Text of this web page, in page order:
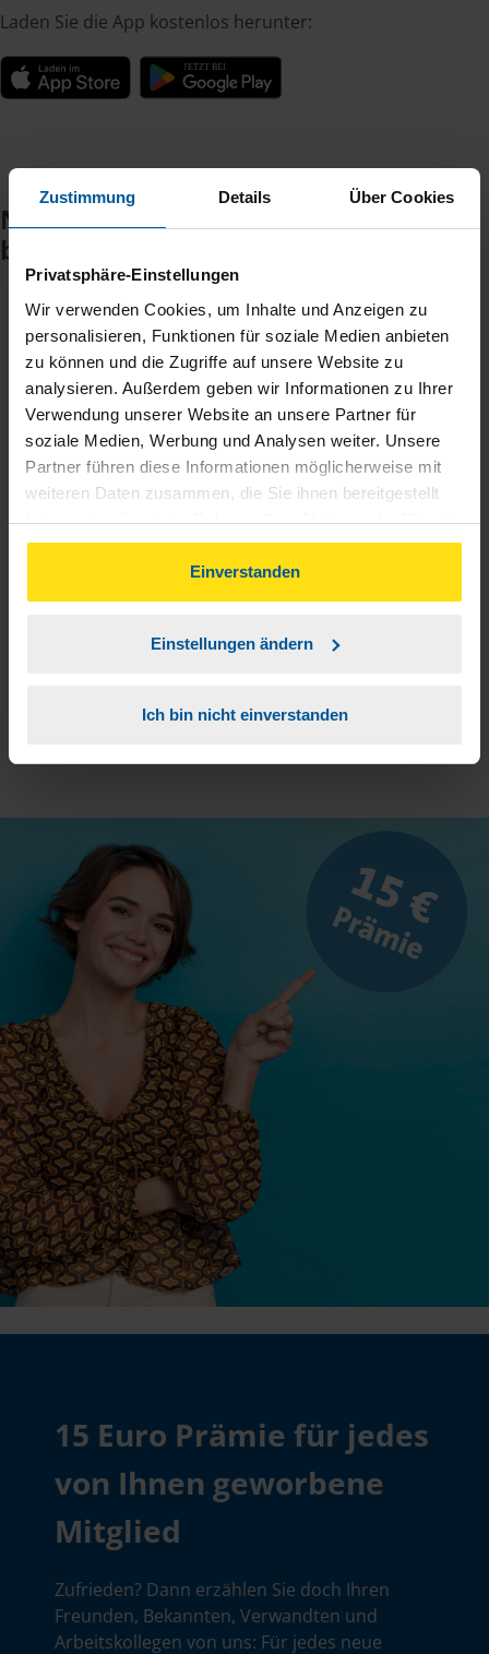
Zustimmung Details Über Cookies
Privatsphäre-Einstellungen
Wir verwenden Cookies, um Inhalte und Anzeigen zu
personalisieren, Funktionen für soziale Medien anbieten
zu können und die Zugriffe auf unsere Website zu
analysieren. Außerdem geben wir Informationen zu Ihrer
Verwendung unserer Website an unsere Partner für
soziale Medien, Werbung und Analysen weiter. Unsere
Partner führen diese Informationen möglicherweise mit
weiteren Daten zusammen, die Sie ihnen bereitgestellt
haben oder die sie im Rahmen Ihrer Nutzung der Dienste
gesammelt haben. Indem Sie auf Einverstanden klicken,
können Sie der Verwendung von Cookies, gemäß
unserer➔ Datenschutzrichtliniezustimmen.
Einverstanden
Einstellungen ändern
Ich bin nicht einverstanden
Laden Sie die App kostenlos herunter:
Noch keinen Zugang? So einfach
beantragen Sie ihn.
1
Sie teilen mir mit, dass Sie MeineVLH nutzen
wollen.
2 Sie bekommen eine E-Mail mit Ihren Zugangsdaten
und einem Aktivierungslink.
3
4
Aktivierungslink anklicken, Einmalpasswort
eingeben und los geht's.
15 Euro Prämie für jedes
von Ihnen geworbene
Mitglied
Zufrieden? Dann erzählen Sie doch Ihren
Freunden, Bekannten, Verwandten und
Arbeitskollegen von uns: Für jedes neue